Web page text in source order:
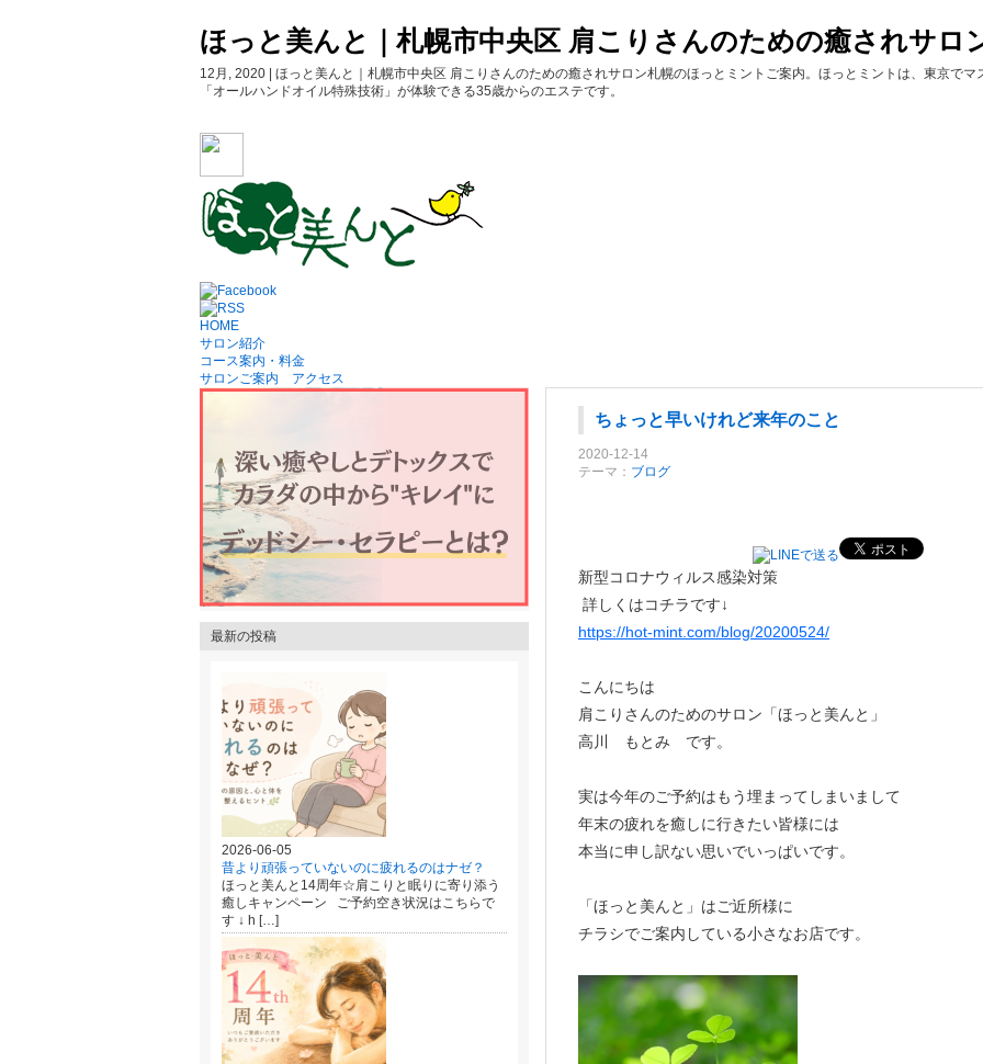
ほっと美んと｜札幌市中央区 肩こりさんのための癒されサロ
12月, 2020 | ほっと美んと｜札幌市中央区 肩こりさんのための癒されサロン札幌のほっとミントご案内。ほっとミントは、東京で
「オールハンドオイル特殊技術」が体験できる35歳からのエステです。
HOME
サロン紹介
コース案内・料金
サロンご案内 アクセス
ちょっと早いけれど来年のこと
2020-12-14
テーマ： ブログ
新型コロナウィルス感染対策
詳しくはコチラです↓
https://hot-mint.com/blog/20200524/
こんにちは
肩こりさんのためのサロン「ほっと美んと」
高川 もとみ です。
実は今年のご予約はもう埋まってしまいまして
年末の疲れを癒しに行きたい皆様には
本当に申し訳ない思いでいっぱいです。
「ほっと美んと」はご近所様に
チラシでご案内している小さなお店です。
最新の投稿
2026-06-05
昔より頑張っていないのに疲れるのはナゼ？
ほっと美んと14周年☆肩こりと眠りに寄り添う
癒しキャンペーン ご予約空き状況はこちらで
す ↓ h […]